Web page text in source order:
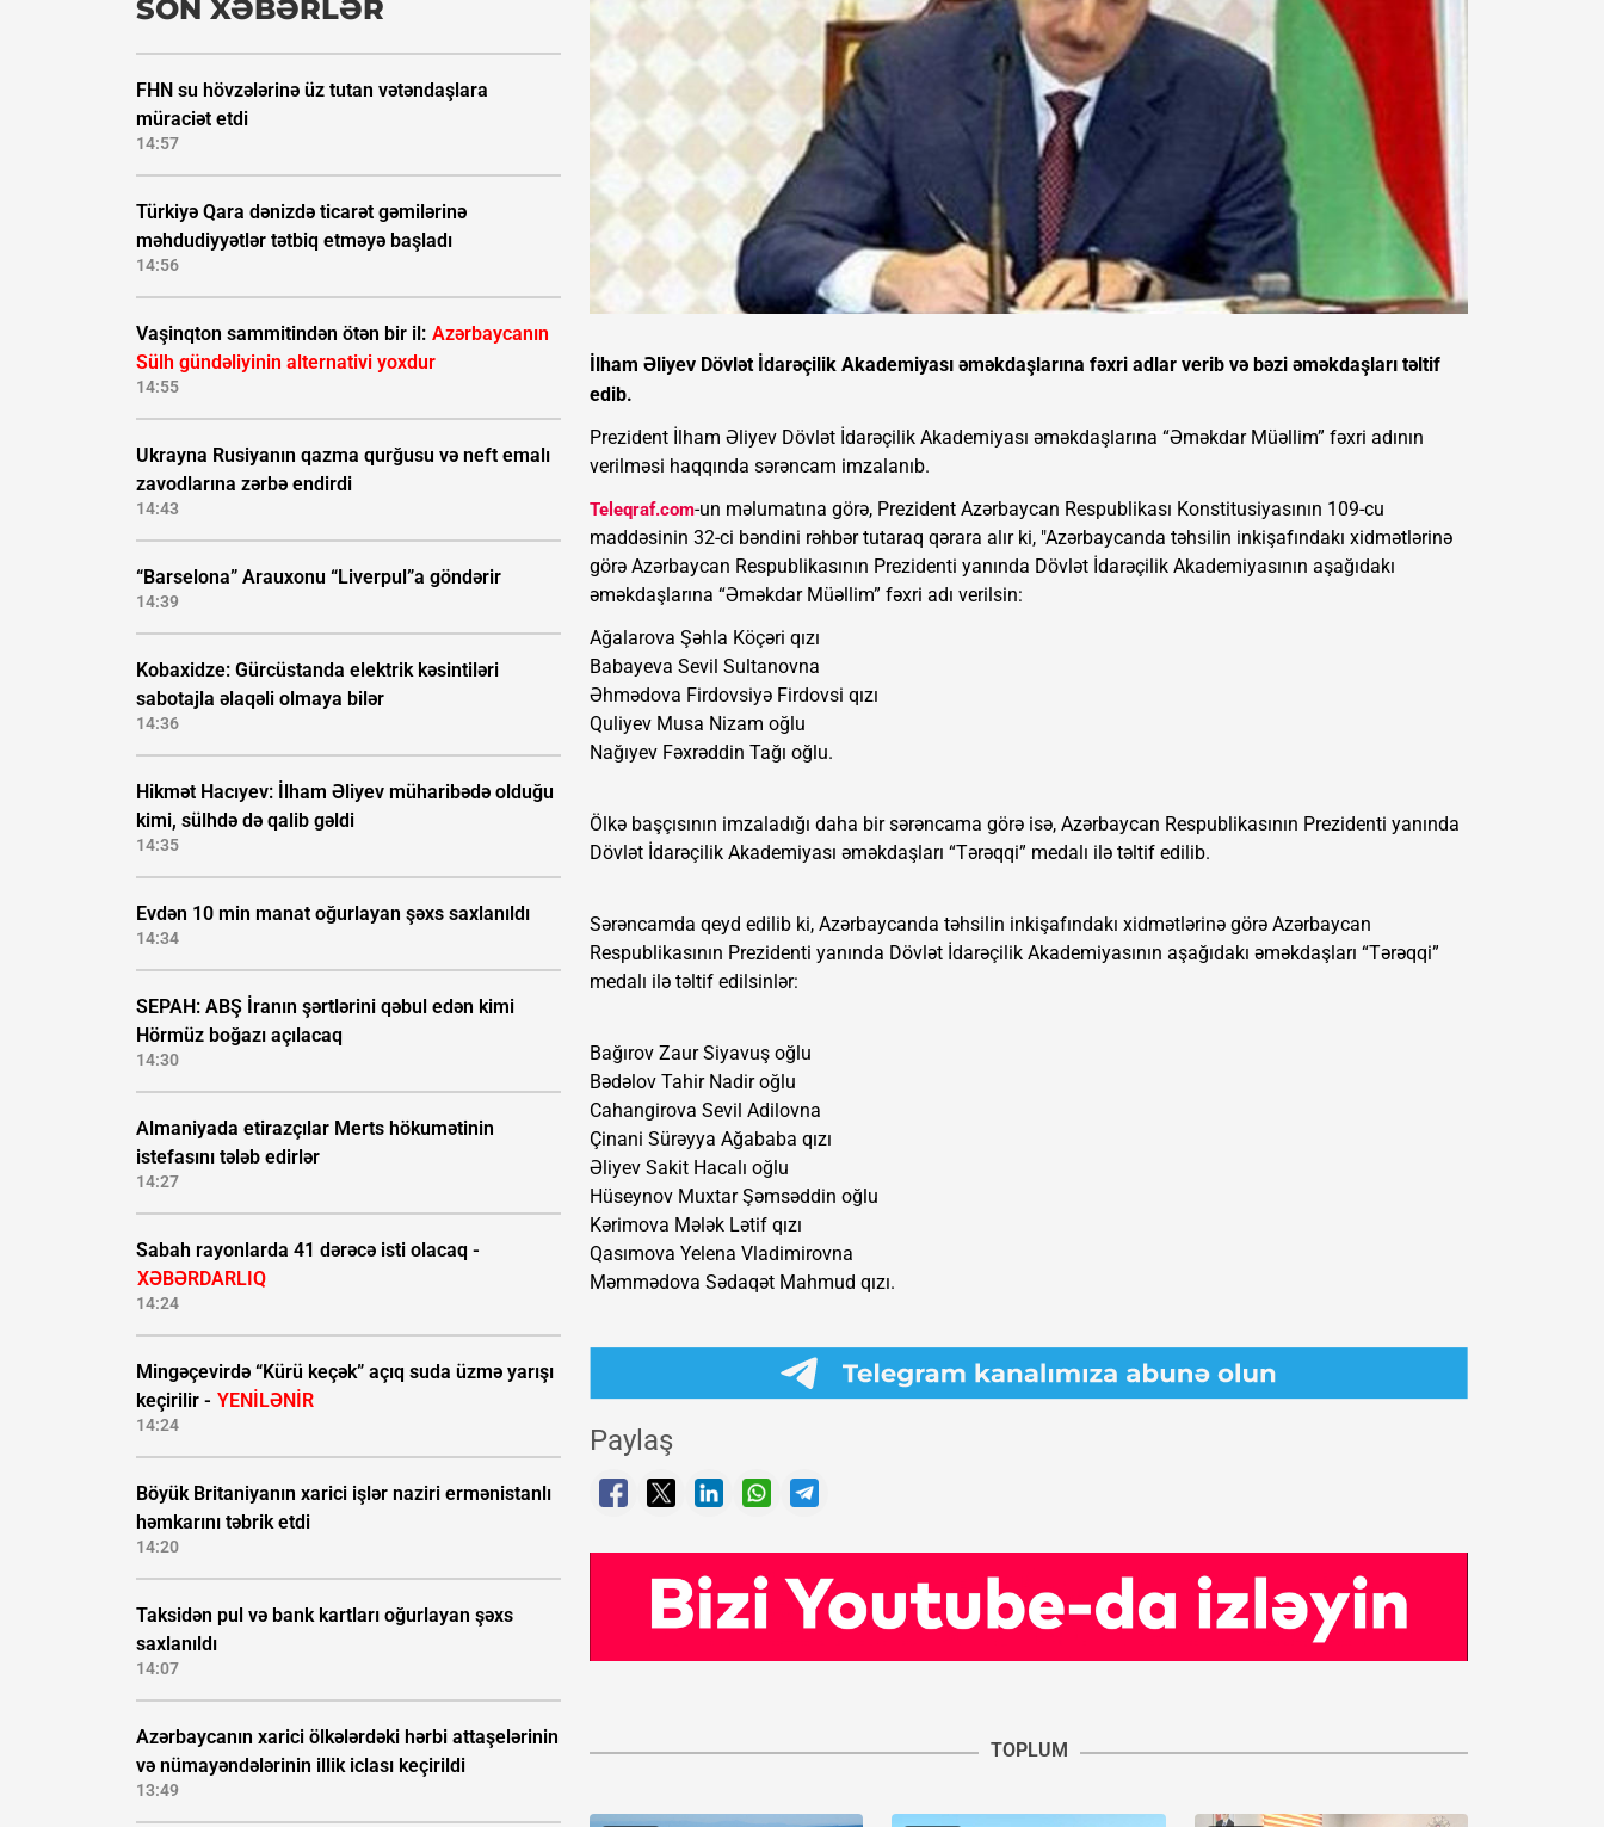
SON XƏBƏRLƏR
FHN su hövzələrinə üz tutan vətəndaşlara
müraciət etdi
14:57
Türkiyə Qara dənizdə ticarət gəmilərinə
məhdudiyyətlər tətbiq etməyə başladı
14:56
Vaşinqton sammitindən ötən bir il: Azərbaycanın
Sülh gündəliyinin alternativi yoxdur
14:55
Ukrayna Rusiyanın qazma qurğusu və neft emalı
zavodlarına zərbə endirdi
14:43
“Barselona” Arauxonu “Liverpul”a göndərir
14:39
Kobaxidze: Gürcüstanda elektrik kəsintiləri
sabotajla əlaqəli olmaya bilər
14:36
Hikmət Hacıyev: İlham Əliyev müharibədə olduğu
kimi, sülhdə də qalib gəldi
14:35
Evdən 10 min manat oğurlayan şəxs saxlanıldı
14:34
SEPAH: ABŞ İranın şərtlərini qəbul edən kimi
Hörmüz boğazı açılacaq
14:30
Almaniyada etirazçılar Merts hökumətinin
istefasını tələb edirlər
14:27
Sabah rayonlarda 41 dərəcə isti olacaq -
XƏBƏRDARLIQ
14:24
Mingəçevirdə “Kürü keçək” açıq suda üzmə yarışı
keçirilir - YENİLƏNİR
14:24
Böyük Britaniyanın xarici işlər naziri ermənistanlı
həmkarını təbrik etdi
14:20
Taksidən pul və bank kartları oğurlayan şəxs
saxlanıldı
14:07
Azərbaycanın xarici ölkələrdəki hərbi attaşelərinin
və nümayəndələrinin illik iclası keçirildi
13:49
İlham Əliyev Dövlət İdarəçilik Akademiyası əməkdaşlarına fəxri adlar verib və bəzi əməkdaşları təltif
edib.
Prezident İlham Əliyev Dövlət İdarəçilik Akademiyası əməkdaşlarına “Əməkdar Müəllim” fəxri adının
verilməsi haqqında sərəncam imzalanıb.
Teleqraf.com-un məlumatına görə, Prezident Azərbaycan Respublikası Konstitusiyasının 109-cu
maddəsinin 32-ci bəndini rəhbər tutaraq qərara alır ki, "Azərbaycanda təhsilin inkişafındakı xidmətlərinə
görə Azərbaycan Respublikasının Prezidenti yanında Dövlət İdarəçilik Akademiyasının aşağıdakı
əməkdaşlarına “Əməkdar Müəllim” fəxri adı verilsin:
Ağalarova Şəhla Köçəri qızı
Babayeva Sevil Sultanovna
Əhmədova Firdovsiyə Firdovsi qızı
Quliyev Musa Nizam oğlu
Nağıyev Fəxrəddin Tağı oğlu.
Ölkə başçısının imzaladığı daha bir sərəncama görə isə, Azərbaycan Respublikasının Prezidenti yanında
Dövlət İdarəçilik Akademiyası əməkdaşları “Tərəqqi” medalı ilə təltif edilib.
Sərəncamda qeyd edilib ki, Azərbaycanda təhsilin inkişafındakı xidmətlərinə görə Azərbaycan
Respublikasının Prezidenti yanında Dövlət İdarəçilik Akademiyasının aşağıdakı əməkdaşları “Tərəqqi”
medalı ilə təltif edilsinlər:
Bağırov Zaur Siyavuş oğlu
Bədəlov Tahir Nadir oğlu
Cahangirova Sevil Adilovna
Çinani Sürəyya Ağababa qızı
Əliyev Sakit Hacalı oğlu
Hüseynov Muxtar Şəmsəddin oğlu
Kərimova Mələk Lətif qızı
Qasımova Yelena Vladimirovna
Məmmədova Sədaqət Mahmud qızı.
Paylaş
TOPLUM